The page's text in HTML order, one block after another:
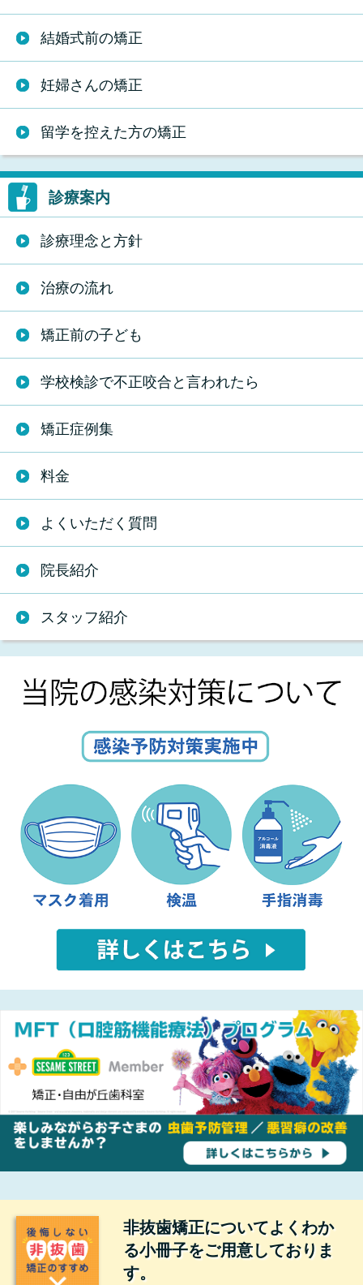
結婚式前の矯正
妊婦さんの矯正
留学を控えた方の矯正
診療案内
診療理念と方針
治療の流れ
矯正前の子ども
学校検診で不正咬合と言われたら
矯正症例集
料金
よくいただく質問
院長紹介
スタッフ紹介
非抜歯矯正についてよくわか
る小冊子をご用意しておりま
す。